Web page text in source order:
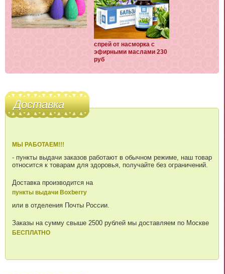
спрей от насморка с
эфирными маслами 230
руб
Доставка
МЫ РАБОТАЕМ!!!
- пункты выдачи заказов работают в обычном режиме, наш товар
относится к товарам для здоровья, получайте без ограничений.
Доставка производится на
пункты выдачи Boxberry
или в отделения Почты России.
Заказы на сумму свыше 2500 рублей мы доставляем по Москве
БЕСПЛАТНО